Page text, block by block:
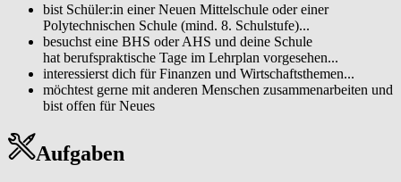
bist Schüler:in einer Neuen Mittelschule oder einer
Polytechnischen Schule (mind. 8. Schulstufe)...
besuchst eine BHS oder AHS und deine Schule
hat berufspraktische Tage im Lehrplan vorgesehen...
interessierst dich für Finanzen und Wirtschaftsthemen...
möchtest gerne mit anderen Menschen zusammenarbeiten und
bist offen für Neues
Aufgaben